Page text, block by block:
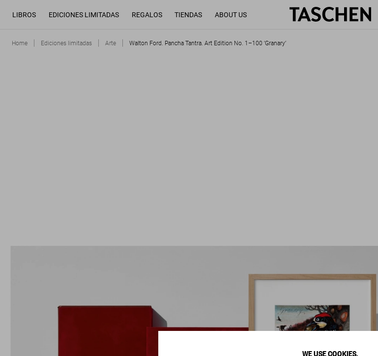
WE USE COOKIES.
LIBROS EDICIONES LIMITADAS REGALOS TIENDAS ABOUT US
Home Ediciones limitadas Arte Walton Ford. Pancha Tantra. Art Edition No. 1–100 ‘Granary’